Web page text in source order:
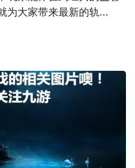
为大家带来最新的轨...